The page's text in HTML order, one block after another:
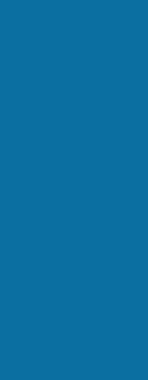
индо-арийской архитектурной
собственный уникальный стиль.
религиозными практиками
Храмовая архитектура Калинги
которую подробно можно изучить
можно
которые описывают эволюцию
Особенности